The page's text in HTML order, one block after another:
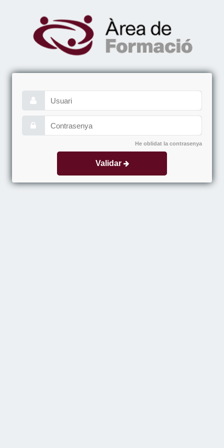
He oblidat la contrasenya
Validar